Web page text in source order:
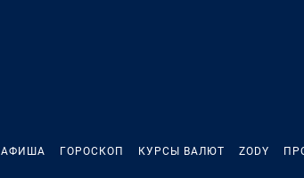
АФИША ГОРОСКОП КУРСЫ ВАЛЮТ ZODY